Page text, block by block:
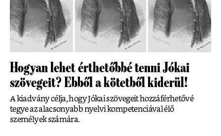
Hogyan lehet érthetőbbé tenni Jókai
szövegeit? Ebből a kötetből kiderül!
A kiadvány célja, hogy Jókai szövegeit hozzáférhetővé
tegye az alacsonyabb nyelvi kompetenciával élő
személyek számára.